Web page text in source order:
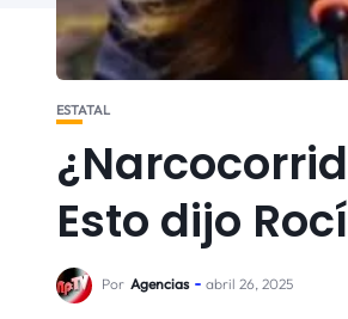
ESTATAL
Esto dijo
Por Agencias abril 26, 2025